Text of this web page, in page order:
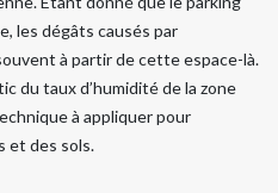
les dégâts causés par
à partir de cette espace-là.
du taux d’humidité de la zone
à appliquer pour
et des sols.